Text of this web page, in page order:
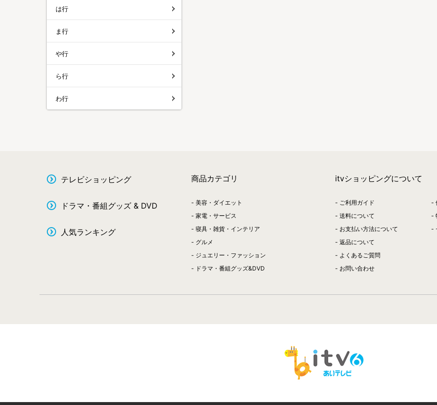
は行
ま行
や行
ら行
わ行
テレビショッピング
ドラマ・番組グッズ & DVD
人気ランキング
商品カテゴリ
美容・ダイエット
家電・サービス
寝具・雑貨・インテリア
グルメ
ジュエリー・ファッション
ドラマ・番組グッズ&DVD
itvショッピングについて
ご利用ガイド
送料について
お支払い方法について
返品について
よくあるご質問
お問い合わせ